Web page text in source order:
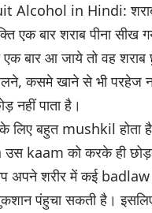
Alcohol in Hindi:
एक बार शराब पीना सीख
बार आ जाये तो वह शराब
कसमे खाने से भी
नहीं पाता है।
के लिए बहुत mushkil
kaam को करके ही
आप अपने शरीर में कई
पंहुचा सकती है।